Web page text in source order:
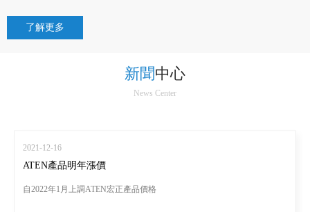
了解更多
新聞中心
News Center
2021-12-16
ATEN產品明年漲價
自2022年1月上調ATEN宏正產品價格